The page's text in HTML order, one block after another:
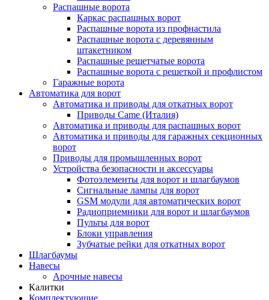
Распашные ворота
Каркас распашных ворот
Распашные ворота из профнастила
Распашные ворота с деревянным
штакетником
Распашные решетчатые ворота
Распашные ворота с решеткой и профлистом
Гаражные ворота
Автоматика для ворот
Автоматика и приводы для откатных ворот
Приводы Came (Италия)
Автоматика и приводы для распашных ворот
Автоматика и приводы для гаражных секционных
ворот
Приводы для промышленных ворот
Устройства безопасности и аксессуары
Фотоэлементы для ворот и шлагбаумов
Сигнальные лампы для ворот
GSM модули для автоматических ворот
Радиоприемники для ворот и шлагбаумов
Пульты для ворот
Блоки управления
Зубчатые рейки для откатных ворот
Шлагбаумы
Навесы
Арочные навесы
Калитки
Комплектующие